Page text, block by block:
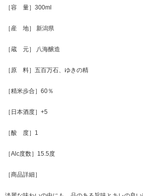
［容 量］300ml
［産 地］ 新潟県
［蔵 元］ 八海醸造
［原 料］五百万石、ゆきの精
［精米歩合］60％
［日本酒度］+5
［酸 度］1
［Alc度数］15.5度
［商品詳細］